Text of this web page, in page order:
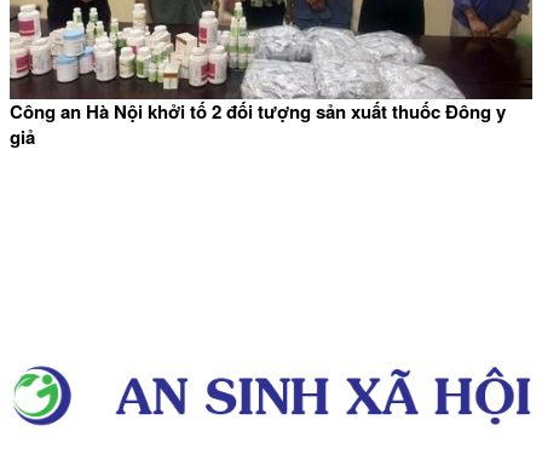
Công an Hà Nội khởi tố 2 đối tượng sản xuất thuốc Đông y
giả